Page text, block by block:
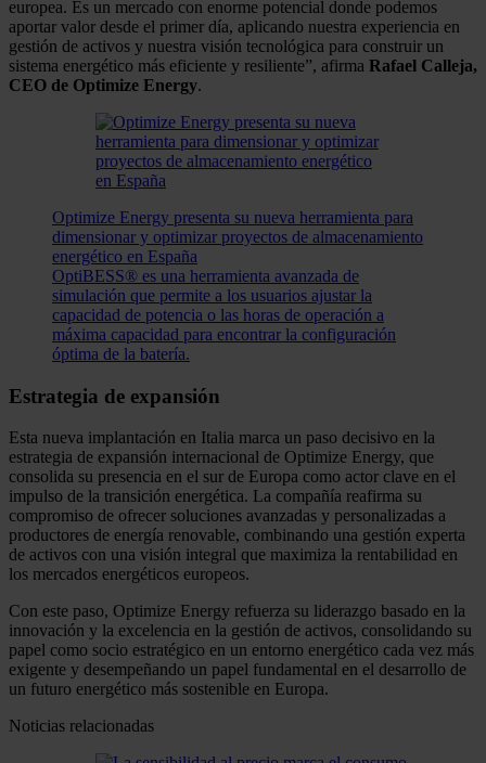
europea. Es un mercado con enorme potencial donde podemos
aportar valor desde el primer día, aplicando nuestra experiencia en
gestión de activos y nuestra visión tecnológica para construir un
sistema energético más eficiente y resiliente”, afirma Rafael Calleja,
CEO de Optimize Energy.
Optimize Energy presenta su nueva herramienta para
dimensionar y optimizar proyectos de almacenamiento
energético en España
OptiBESS® es una herramienta avanzada de
simulación que permite a los usuarios ajustar la
capacidad de potencia o las horas de operación a
máxima capacidad para encontrar la configuración
óptima de la batería.
Estrategia de expansión
Esta nueva implantación en Italia marca un paso decisivo en la
estrategia de expansión internacional de Optimize Energy, que
consolida su presencia en el sur de Europa como actor clave en el
impulso de la transición energética. La compañía reafirma su
compromiso de ofrecer soluciones avanzadas y personalizadas a
productores de energía renovable, combinando una gestión experta
de activos con una visión integral que maximiza la rentabilidad en
los mercados energéticos europeos.
Con este paso, Optimize Energy refuerza su liderazgo basado en la
innovación y la excelencia en la gestión de activos, consolidando su
papel como socio estratégico en un entorno energético cada vez más
exigente y desempeñando un papel fundamental en el desarrollo de
un futuro energético más sostenible en Europa.
Noticias relacionadas